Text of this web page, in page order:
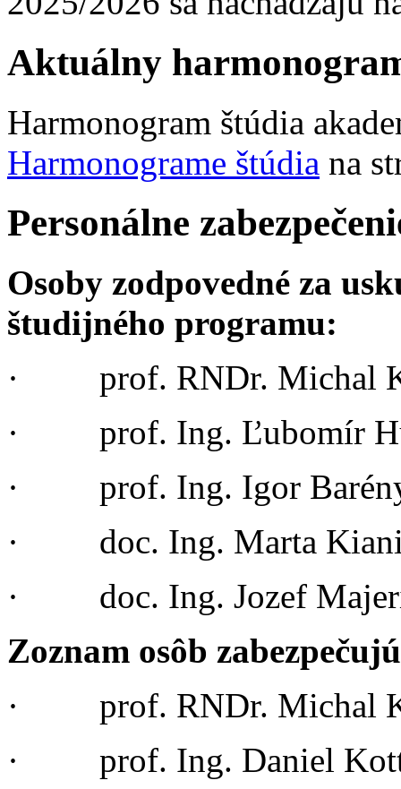
Aktuálny
Harmonogram štúdia
Harmonograme štúdia na
Personálne
Osoby zodpovedné za
študijného programu:
· prof. RNDr. Michal
· prof. Ing. Ľubomír
· prof. Ing. Igor
· doc. Ing. Marta
· doc. Ing. Jozef
Zoznam osôb
· prof. RNDr. Michal
· prof. Ing. Daniel